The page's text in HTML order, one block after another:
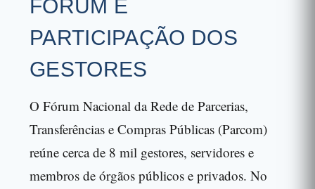
FÓRUM E
PARTICIPAÇÃO DOS
GESTORES
O Fórum Nacional da Rede de Parcerias,
Transferências e Compras Públicas (Parcom)
reúne cerca de 8 mil gestores, servidores e
membros de órgãos públicos e privados. No